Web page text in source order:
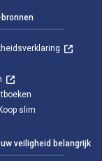
slim
veiligheid belangrijk